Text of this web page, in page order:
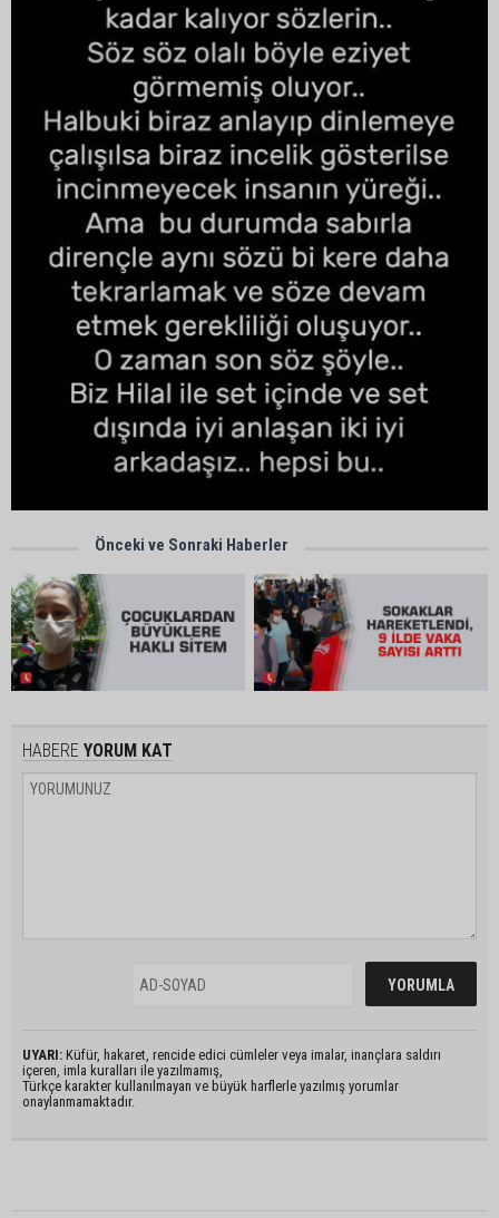
Önceki ve Sonraki Haberler
HABERE YORUM KAT
UYARI: Küfür, hakaret, rencide edici cümleler veya imalar, inançlara saldırı
içeren, imla kuralları ile yazılmamış,
Türkçe karakter kullanılmayan ve büyük harflerle yazılmış yorumlar
onaylanmamaktadır.